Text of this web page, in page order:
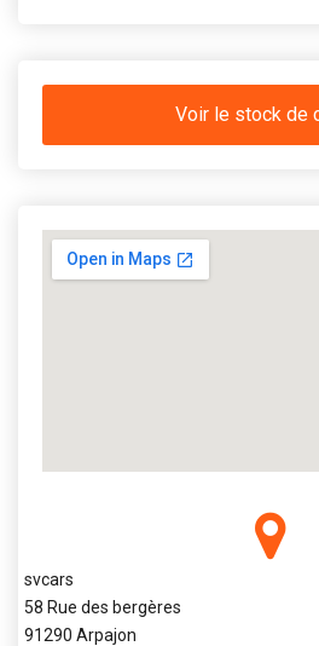
Voir le stock de
svcars
58 Rue des bergères
91290 Arpajon